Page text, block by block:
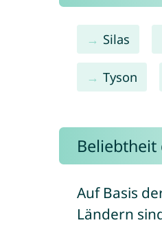
Silas
Tyson
Beliebtheit
Auf Basis
Ländern